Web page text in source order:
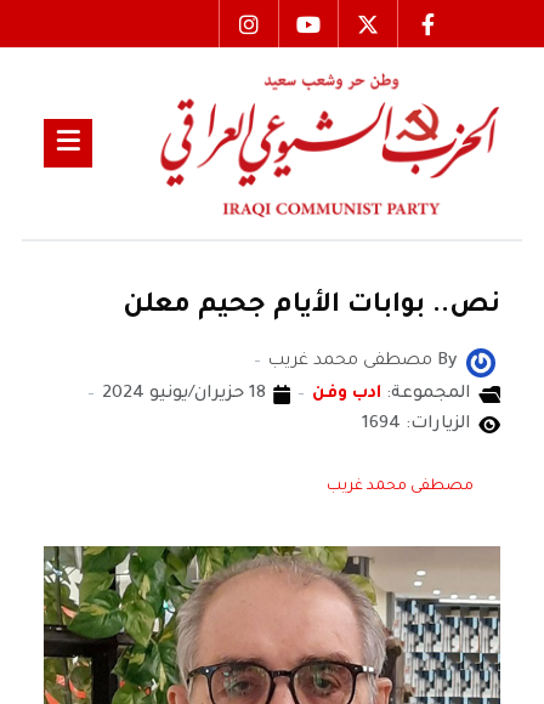
نص.. بوابات الأيام جحيم معلن
By مصطفى محمد غريب
المجموعة: ادب وفن
18 حزيران/يونيو 2024
الزيارات: 1694
مصطفى محمد غريب